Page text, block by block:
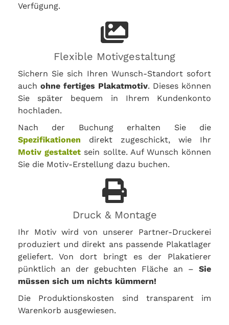
Verfügung.
Flexible Motivgestaltung
Sichern Sie sich Ihren Wunsch-Standort sofort
auch ohne fertiges Plakatmotiv. Dieses können
Sie später bequem in Ihrem Kundenkonto
hochladen.
Nach der Buchung erhalten Sie die
Spezifikationen direkt zugeschickt, wie Ihr
Motiv gestaltet sein sollte. Auf Wunsch können
Sie die Motiv-Erstellung dazu buchen.
Druck & Montage
Ihr Motiv wird von unserer Partner-Druckerei
produziert und direkt ans passende Plakatlager
geliefert. Von dort bringt es der Plakatierer
pünktlich an der gebuchten Fläche an – Sie
müssen sich um nichts kümmern!
Die Produktionskosten sind transparent im
Warenkorb ausgewiesen.